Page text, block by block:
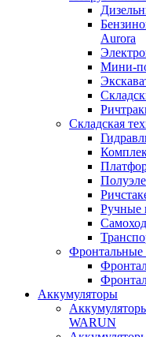
Aurora
Мини-
Складская
Ручные
Фронтальные
Аккумуляторы
WARUN